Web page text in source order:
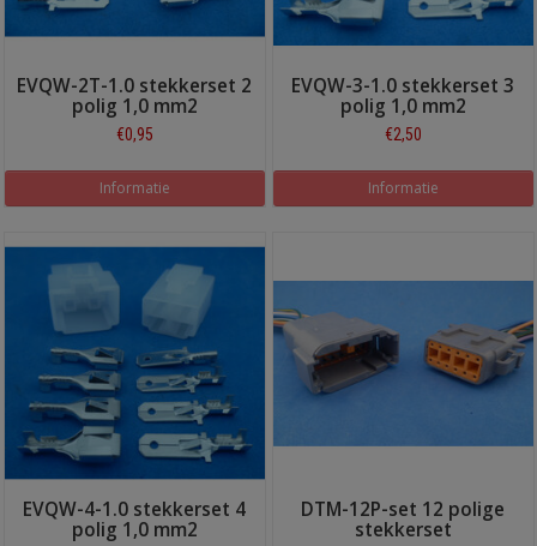
EVQW-2T-1.0 stekkerset 2
polig 1,0 mm2
€0,95
Informatie
EVQW-3-1.0 stekkerset 3
polig 1,0 mm2
€2,50
Informatie
EVQW-4-1.0 stekkerset 4
polig 1,0 mm2
DTM-12P-set 12 polige
stekkerset